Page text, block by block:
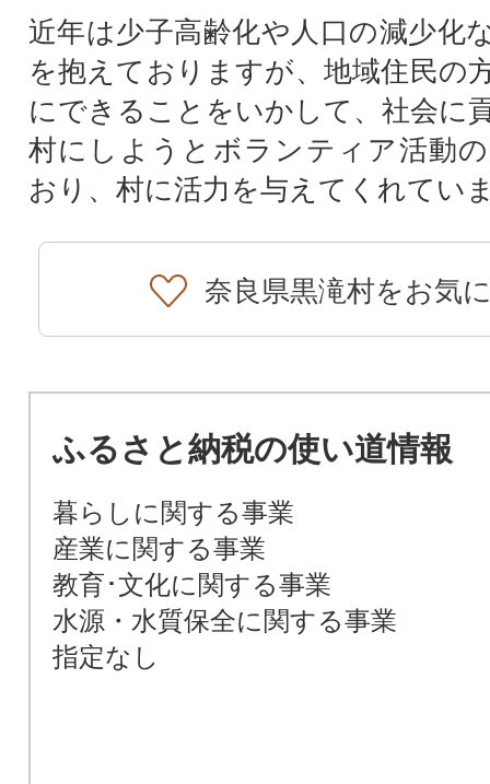
近年は少子高齢化や人口の減少化
を抱えておりますが、地域住民の
にできることをいかして、社会に
村にしようとボランティア活動
おり、村に活力を与えてくれてい
奈良県黒滝村をお気
ふるさと納税の使い道情報
暮らしに関する事業
産業に関する事業
教育･文化に関する事業
水源・水質保全に関する事業
指定なし